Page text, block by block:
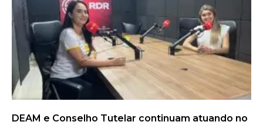
DEAM e Conselho Tutelar continuam atuando no